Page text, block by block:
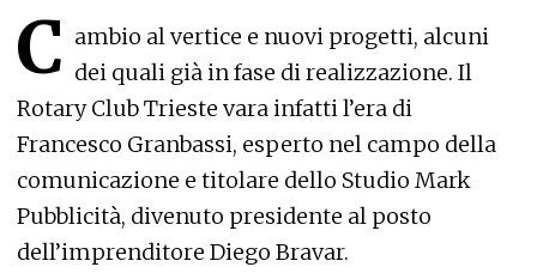
C ambio al vertice e nuovi progetti, alcuni
dei quali già in fase di realizzazione. Il
Rotary Club Trieste vara infatti l’era di
Francesco Granbassi, esperto nel campo della
comunicazione e titolare dello Studio Mark
Pubblicità, divenuto presidente al posto
dell’imprenditore Diego Bravar.